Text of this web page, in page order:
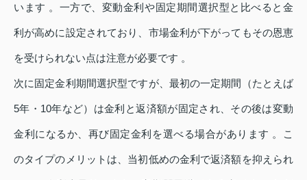
います 。一方で、変動金利や固定期間選択型と比べると金
利が高めに設定されており、市場金利が下がってもその恩恵
を受けられない点は注意が必要です 。
次に固定金利期間選択型ですが、最初の一定期間（たとえば
5年・10年など）は金利と返済額が固定され、その後は変動
金利になるか、再び固定金利を選べる場合があります 。こ
のタイプのメリットは、当初低めの金利で返済額を抑えられ